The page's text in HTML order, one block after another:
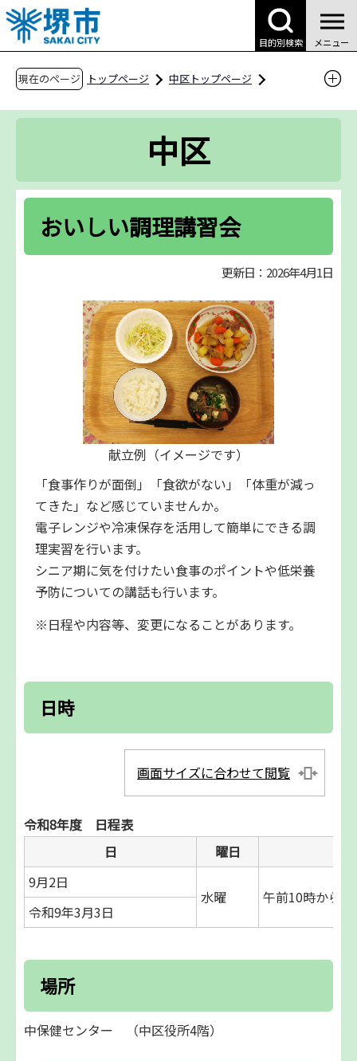
こ
の
ペ
目的別検索 メニュー
現在のページ トップページ
中区トップページ
おいしい調理講習会中区
おいしい調理講習会
更新日：2026年4月1日
献立例（イメージです）
「食事作りが面倒」「食欲がない」「体重が減っ
てきた」など感じていませんか。
電子レンジや冷凍保存を活用して簡単にできる調
理実習を行います。
シニア期に気を付けたい食事のポイントや低栄養
予防についての講話も行います。
※日程や内容等、変更になることがあります。
日時
画面サイズに合わせて閲覧
令和8年度 日程表
日
曜日
9月2日
水曜 午前10時から
令和9年3月3日
場所
中保健センター （中区役所4階）